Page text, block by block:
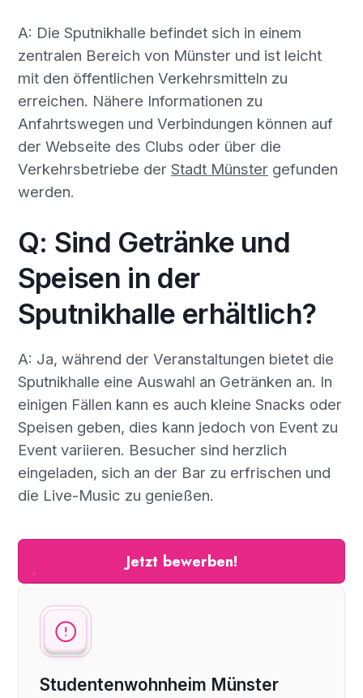
A: Die Sputnikhalle befindet sich in einem
zentralen Bereich von Münster und ist leicht
mit den öffentlichen Verkehrsmitteln zu
erreichen. Nähere Informationen zu
Anfahrtswegen und Verbindungen können auf
der Webseite des Clubs oder über die
Verkehrsbetriebe der Stadt Münstergefunden
werden.
Q: Sind Getränke und
Speisen in der
Sputnikhalle erhältlich?
A: Ja, während der Veranstaltungen bietet die
Sputnikhalle eine Auswahl an Getränken an. In
einigen Fällen kann es auch kleine Snacks oder
Speisen geben, dies kann jedoch von Event zu
Event variieren. Besucher sind herzlich
eingeladen, sich an der Bar zu erfrischen und
die Live-Music zu genießen.
Jetzt bewerben!
Studentenwohnheim Münster